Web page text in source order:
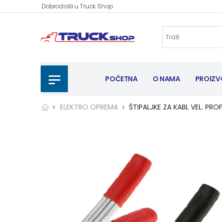
Dobrodošli u Truck Shop
POČETNA O NAMA
ELEKTRO OPREMA ŠTIPALJKE ZA KABL VEL.